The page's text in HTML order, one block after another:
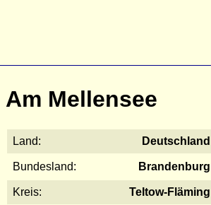
Am Mellensee
Land: Deutschland
Bundesland: Brandenburg
Kreis: Teltow-Fläming